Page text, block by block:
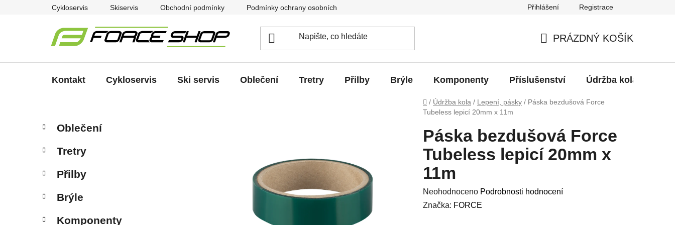
Cykloservis Skiservis Obchodní podmínky Podmínky ochrany osobních údajů Přihlášení Registrace
KOŠÍK
PRÁZDNÝ KOŠÍK
Kontakt Cykloservis Ski servis Oblečení Tretry Přilby Brýle Komponenty Příslušenství Údržba kola
Domů
/ Údržba kola / Lepení, pásky / Páska bezdušová Force
Tubeless lepicí 20mm x 11m
P
s
r
n
n
kategorie
a
e
o
i
Oblečení
Tretry
Přilby
Brýle
Komponenty
Páska bezdušová Force
Tubeless lepicí 20mm x
11m
Průměrné
hodnocení
Neohodnoceno Podrobnosti hodnocení
Značka: FORCE